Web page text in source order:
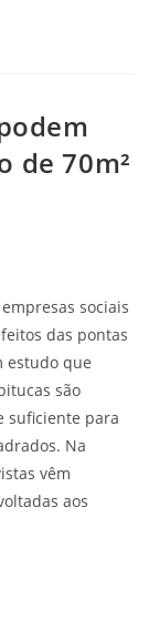
de 70m²
sociais
das pontas
estudo que
são
suficiente para
Na
vêm
aos